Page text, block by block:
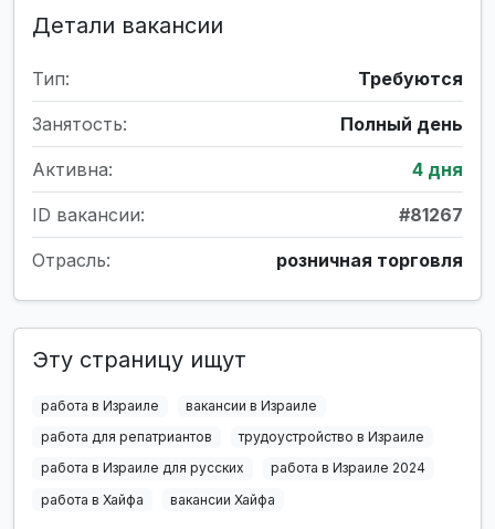
Детали вакансии
Тип: Требуются
Занятость: Полный день
Активна: 4 дня
ID вакансии: #81267
Отрасль: розничная торговля
Эту страницу ищут
работа в Израиле
вакансии в Израиле
работа для репатриантов
трудоустройство в Израиле
работа в Израиле для русских
работа в Израиле 2024
работа в Хайфа
вакансии Хайфа